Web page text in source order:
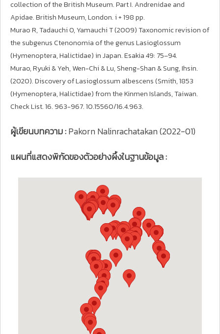
collection of the British Museum. Part I. Andrenidae and
Apidae. British Museum, London. i + 198 pp.
Murao R, Tadauchi O, Yamauchi T (2009) Taxonomic revision of
the subgenus Ctenonomia of the genus Lasioglossum
(Hymenoptera, Halictidae) in Japan. Esakia 49: 75–94.
Murao, Ryuki & Yeh, Wen-Chi & Lu, Sheng-Shan & Sung, Ihsin.
(2020). Discovery of Lasioglossum albescens (Smith, 1853
(Hymenoptera, Halictidae) from the Kinmen Islands, Taiwan.
Check List. 16. 963-967. 10.15560/16.4.963.
ผู้เขียนบทความ :Pakorn Nalinrachatakan (2022-01)
แผนที่แสดงพิกัดของตัวอย่างผึ้งในฐานข้อมูล :